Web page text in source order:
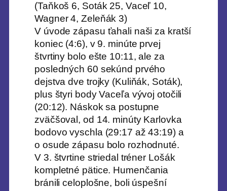
(Taňkoš 6, Soták 25, Vaceľ 10,
Wagner 4, Zeleňák 3)
V úvode zápasu ťahali naši za kratší
koniec (4:6), v 9. minúte prvej
štvrtiny bolo ešte 10:11, ale za
posledných 60 sekúnd prvého
dejstva dve trojky (Kuliňák, Soták),
plus štyri body Vaceľa vývoj otočili
(20:12). Náskok sa postupne
zväčšoval, od 14. minúty Karlovka
bodovo vyschla (29:17 až 43:19) a
o osude zápasu bolo rozhodnuté.
V 3. štvrtine striedal tréner Lošák
kompletné pätice. Humenčania
bránili celoplošne, boli úspešní